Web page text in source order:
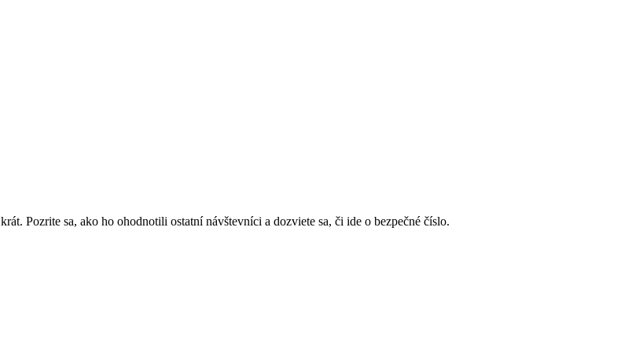
krát. Pozrite sa, ako ho ohodnotili ostatní návštevníci a dozviete sa, či ide o bezpečné číslo.